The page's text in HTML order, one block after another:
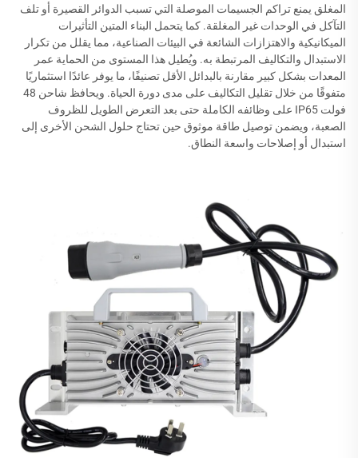
المغلق يمنع تراكم الجسيمات الموصلة التي تسبب الدوائر القصيرة أو تلف
التآكل في الوحدات غير المغلقة. كما يتحمل البناء المتين التأثيرات
الميكانيكية والاهتزازات الشائعة في البيئات الصناعية، مما يقلل من تكرار
الاستبدال والتكاليف المرتبطة به. ويُطيل هذا المستوى من الحماية عمر
المعدات بشكل كبير مقارنة بالبدائل الأقل تصنيفًا، ما يوفر عائدًا استثماريًا
متفوقًا من خلال تقليل التكاليف على مدى دورة الحياة. ويحافظ شاحن 48
فولت IP65 على وظائفه الكاملة حتى بعد التعرض الطويل للظروف
الصعبة، ويضمن توصيل طاقة موثوق حين تحتاج حلول الشحن الأخرى إلى
استبدال أو إصلاحات واسعة النطاق.